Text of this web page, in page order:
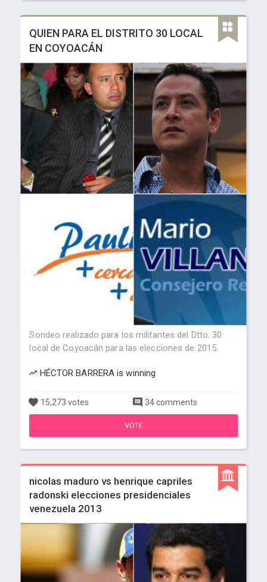
QUIEN PARA EL DISTRITO 30 LOCAL
EN COYOACÁN
Sondeo realizado para los militantes del Dtto. 30
local de Coyoacán para las elecciones de 2015.
HÉCTOR BARRERA is winning
15,273 votes 34 comments
VOTE
nicolas maduro vs henrique capriles
radonski elecciones presidenciales
venezuela 2013